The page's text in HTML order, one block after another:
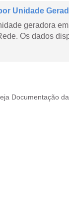
Unidade
geradora
Os dados
Documentação da